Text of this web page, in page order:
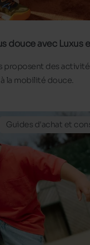
douce avec Luxus
proposent des
la mobilité douce.
Guides d'achat et